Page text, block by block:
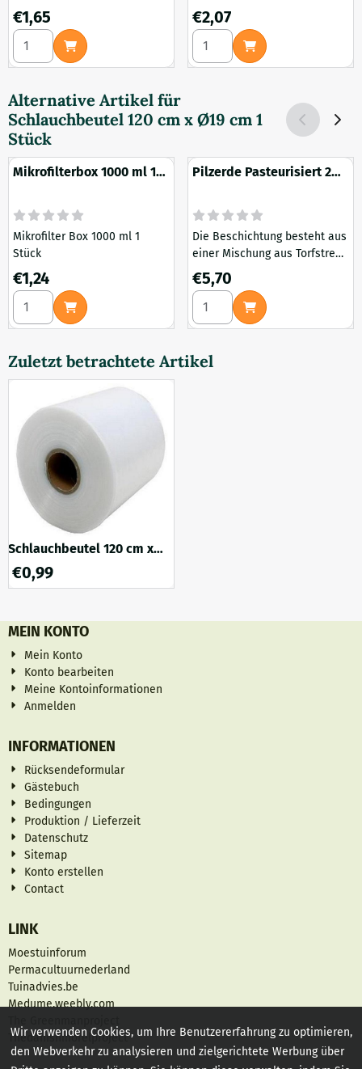
Preis: 1,65
€1,65
Anzahl wählen für Mikrofilter Box 1600 ml 1 Stück
extra mineralen aan de
deklaag. Betere pH waarden
Preis: 2,07
€2,07
Anzahl wählen für Gips 1
Alternative Artikel für
Schlauchbeutel 120 cm x Ø19 cm 1
Stück
Mikrofilterbox 1000 ml 1
Mikrofilter Box 1000 ml 1
Stück
Preis: 1,24
€1,24
Anzahl wählen für Mikrofilterbox 1000 ml 1 Stück
Pilzerde Pasteurisiert 2
Die Beschichtung besteht aus
einer Mischung aus Torfstreu,
Gips und Kalk. Dieser Überzug
ist pasteurisiert, wodurch
schädliche Organismen
eliminiert werden, aber
bleiben. Zu den Pilzen, die
einen Überzug benötigen,
Preis: 5,70
€5,70
Anzahl wählen für Pilzerde
Zuletzt betrachtete Artikel
Schlauchbeutel 120 cm x
Ø19 cm 1 Stück
€0,99
MEIN KONTO
Mein Konto
Konto bearbeiten
Meine Kontoinformationen
Anmelden
INFORMATIONEN
Rücksendeformular
Gästebuch
Bedingungen
Produktion / Lieferzeit
Datenschutz
Sitemap
Konto erstellen
Contact
LINK
Moestuinforum
Permacultuurnederland
Tuinadvies.be
Medume.weebly.com
Thedanishmorelproject
Wir verwenden Cookies, um Ihre Benutzererfahrung zu optimieren,
den Webverkehr zu analysieren und zielgerichtete Werbung über